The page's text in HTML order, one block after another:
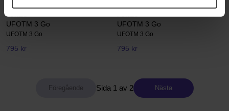
FOREO
UFOTM 3 Go
UFOTM 3 Go
795 kr
FOREO
UFOTM 3 Go
UFOTM 3 Go
795 kr
Sida 1 av 2 Nästa